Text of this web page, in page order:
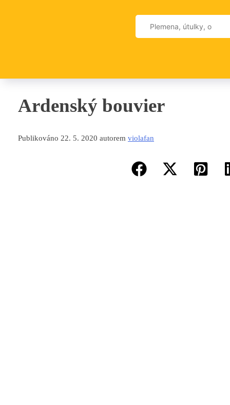
Ardenský bouvier
Publikováno 22. 5. 2020 autorem violafan